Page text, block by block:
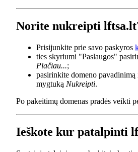
Norite nukreipti
Prisijunkite prie savo paskyros
ties skyriumi "Paslaugos"
Plačiau...;
pasirinkite domeno pavadinimą
mygtuką Nukreipti.
Po pakeitimų domenas pradės veikti
Ieškote kur patalpinti